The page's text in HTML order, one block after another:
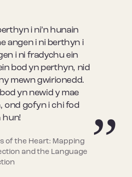
i ni’n hunain
angen i ni berthyn i
i ni fradychu ein
bod yn perthyn, nid
mewn gwirionedd.
yn newid y mae
ond gofyn i chi fod
hun!
of the Heart: Mapping
and the Language